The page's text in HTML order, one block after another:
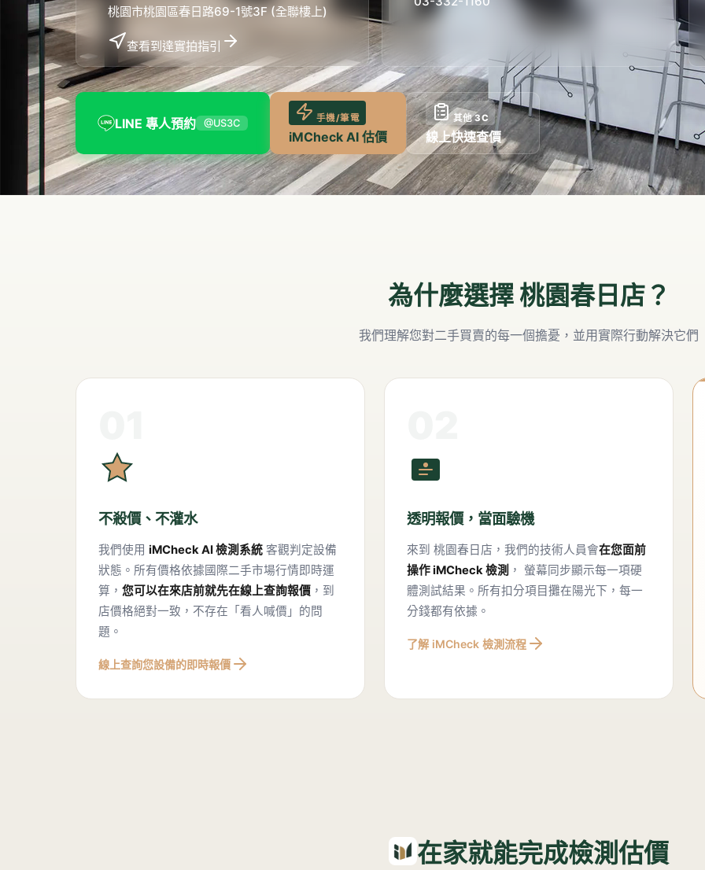
桃園市桃園區春日路69-1號3F (全聯樓上)
查看到達實拍指引
LINE 專人預約 @US3C 手機/筆電
iMCheck AI 估價
其他 3C
線上快速查價
為什麼選擇 桃園春日店？
我們理解您對二手買賣的每一個擔憂，並用實際行動解決它們
不殺價、不灌水
我們使用 iMCheck AI 檢測系統 客觀判定設備
狀態。所有價格依據國際二手市場行情即時運
算， 您可以在來店前就先在線上查詢報價 ，到
店價格絕對一致，不存在「看人喊價」的問
題。
線上查詢您設備的即時報價
透明報價，當面驗機
來到 桃園春日店 ，我們的技術人員會在您面前
操作 iMCheck 檢測 ， 螢幕同步顯示每一項硬
體測試結果。所有扣分項目攤在陽光下，每一
分錢都有依據。
了解 iMCheck 檢測流程
在家就能完成檢測估價